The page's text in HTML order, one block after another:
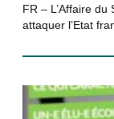
FR – L’Affaire
attaquer l’Etat